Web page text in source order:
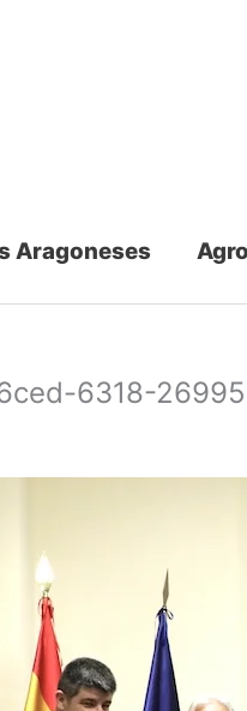
Aragoneses
6318-